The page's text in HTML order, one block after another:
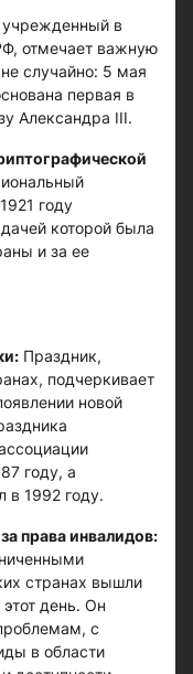
учрежденный в
отмечает важную
случайно: 5 мая
первая в
Александра III.
году
которой была
и за ее
Праздник,
подчеркивает
новой
году, а
в 1992 году.
права инвалидов:
странах вышли
день. Он
с
в области